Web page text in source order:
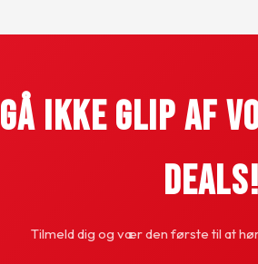
Gå Ikke Glip Af
Deals!
Tilmeld dig og vær den første til at